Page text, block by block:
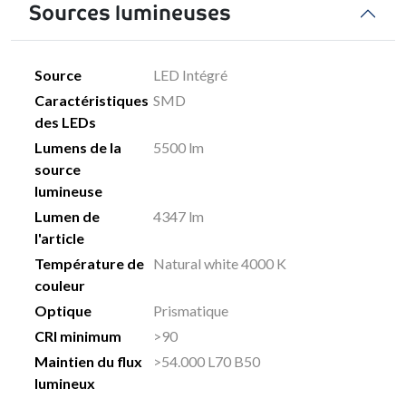
Sources lumineuses
Source
LED Intégré
Caractéristiques
des LEDs
SMD
Lumens de la
source
lumineuse
5500 lm
Lumen de
l'article
4347 lm
Température de
couleur
Natural white 4000 K
Optique
Prismatique
CRI minimum
>90
Maintien du flux
lumineux
>54.000 L70 B50